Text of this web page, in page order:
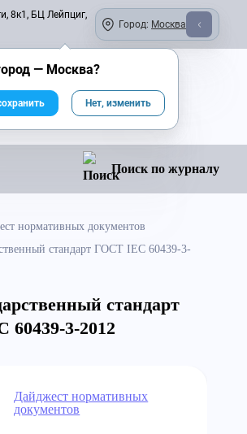
8к1, БЦ Лейпциг,
Город: Москва
журнал
Поиск по журналу
нормативных документов
стандарт ГОСТ IEC 60439-3-
стандарт
3-2012
Дайджест нормативных
документов
— Москва?
Нет, изменить